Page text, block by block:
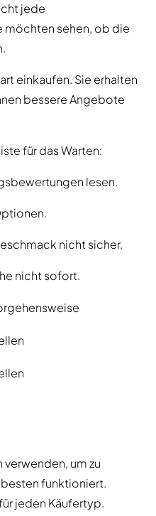
jede
möchten sehen, ob die
einkaufen. Sie erhalten
bessere Angebote
für das Warten:
lesen.
nicht sicher.
nicht sofort.
um zu
funktioniert.
jeden Käufertyp.